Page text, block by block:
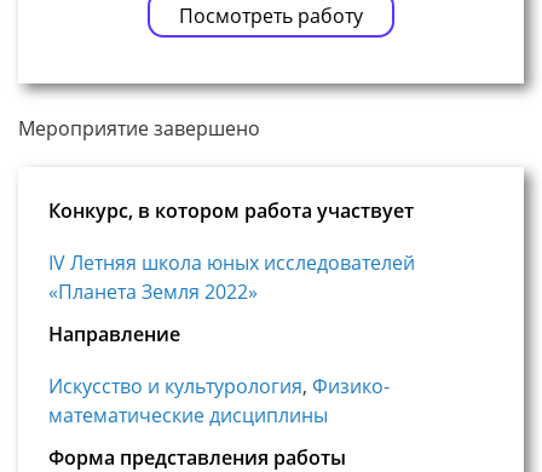
Посмотреть работу
Мероприятие завершено
Конкурс, в котором работа участвует
IV Летняя школа юных исследователей
«Планета Земля 2022»
Направление
Искусство и культурология, Физико-
математические дисциплины
Форма представления работы